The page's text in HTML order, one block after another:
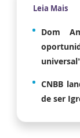
Leia Mais
Dom
CNBB
de ser